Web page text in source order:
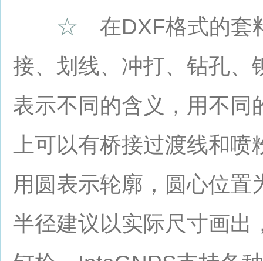
☆ 在DXF格式的套
接、划线、冲打、钻孔、
表示不同的含义，用不同
上可以有桥接过渡线和
用圆表示轮廓，圆心位
半径建议以实际尺寸画出